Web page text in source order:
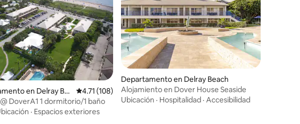
4.78 de 5; 32 evaluaciones
en Delray Be
Calificación promedio: 4.71 de 5; 108 evaluaciones
4.71 (108)
DoverA1 1 dormitorio/1 baño
· Espacios exteriores
Departamento en Delray Beach
Alojamiento en Dover House Seaside
Ubicación · Hospitalidad · Accesibilidad